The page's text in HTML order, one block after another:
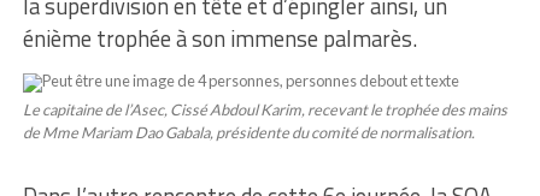
énième trophée à son immense palmarès.
Le capitaine de l’Asec, Cissé Abdoul Karim, recevant le trophée des mains
de Mme Mariam Dao Gabala, présidente du comité de normalisation.